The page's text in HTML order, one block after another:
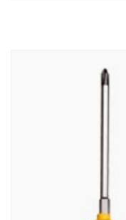
Email address: